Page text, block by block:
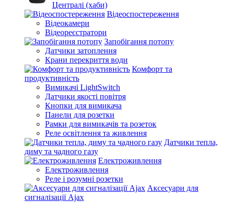
Централі (хаби)
Відеоспостереження
Відеокамери
Відеореєстратори
Запобігання потопу
Датчики затоплення
Крани перекриття води
Комфорт та
продуктивність
Вимикачі LightSwitch
Датчики якості повітря
Кнопки для вимикача
Панели для розетки
Рамки для вимикачів та розеток
Реле освітлення та живлення
Датчики тепла,
диму та чадного газу
Електроживлення
Електроживлення
Реле і розумні розетки
Аксесуари для
сигналізації Ajax